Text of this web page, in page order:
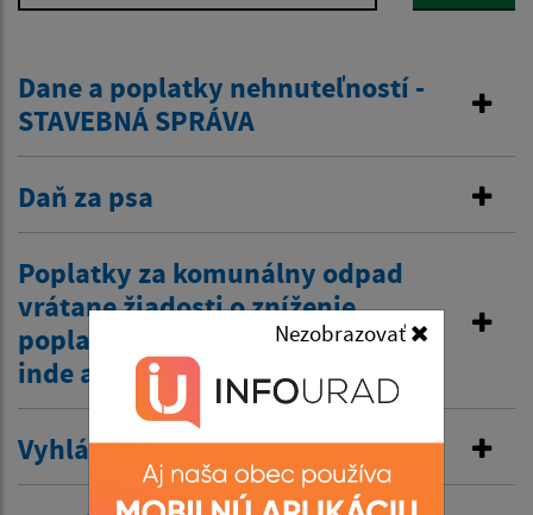
Dane a poplatky nehnuteľností -
STAVEBNÁ SPRÁVA
Daň za psa
Poplatky za komunálny odpad
vrátane žiadosti o zníženie
poplatku z dôvodov zamestnania
inde a tiež zťp atď.
Vyhlásenie v miestnom rozhlase
Nezobrazovať